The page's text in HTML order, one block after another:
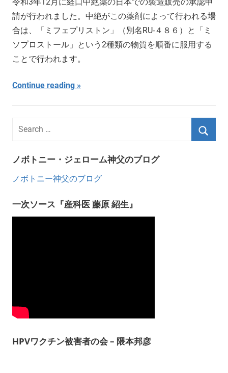
請が行われました。中絶がこの薬剤によって行われる場
合は、「ミフェプリストン」（別名RU-４８６）と「ミ
ソプロストール」という2種類の物質を順番に服用する
ことで行われます。
Continue reading
ノボトニー・ジェローム神父のブログ
ノボトニー神父のブログ
一次ソース『産科医 藤原 紹生』
HPVワクチン被害者の会 – 隈本邦彦